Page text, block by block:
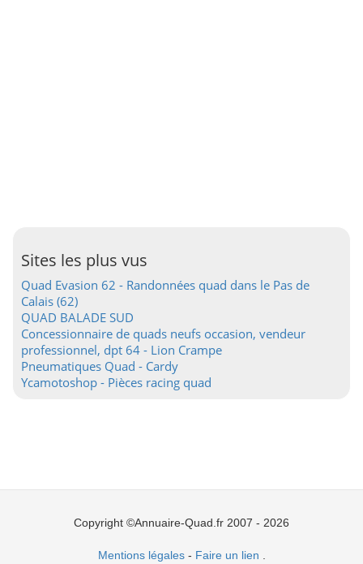
Sites les plus vus
Quad Evasion 62 - Randonnées quad dans le Pas de
Calais (62)
QUAD BALADE SUD
Concessionnaire de quads neufs occasion, vendeur
professionnel, dpt 64 - Lion Crampe
Pneumatiques Quad - Cardy
Ycamotoshop - Pièces racing quad
Copyright ©Annuaire-Quad.fr 2007 - 2026
Mentions légales- Faire un lien